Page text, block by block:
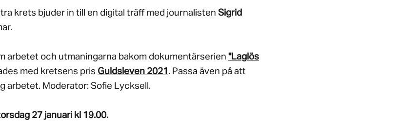
krets bjuder in till en digital träff med journalisten Sigrid
arbetet och utmaningarna bakom dokumentärserien "Laglös
med kretsens pris Guldsleven 2021 . Passa även på att
arbetet. Moderator: Sofie Lycksell.
27 januari kl 19.00.